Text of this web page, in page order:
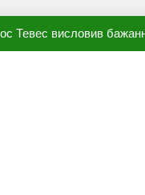
Тевес висловив